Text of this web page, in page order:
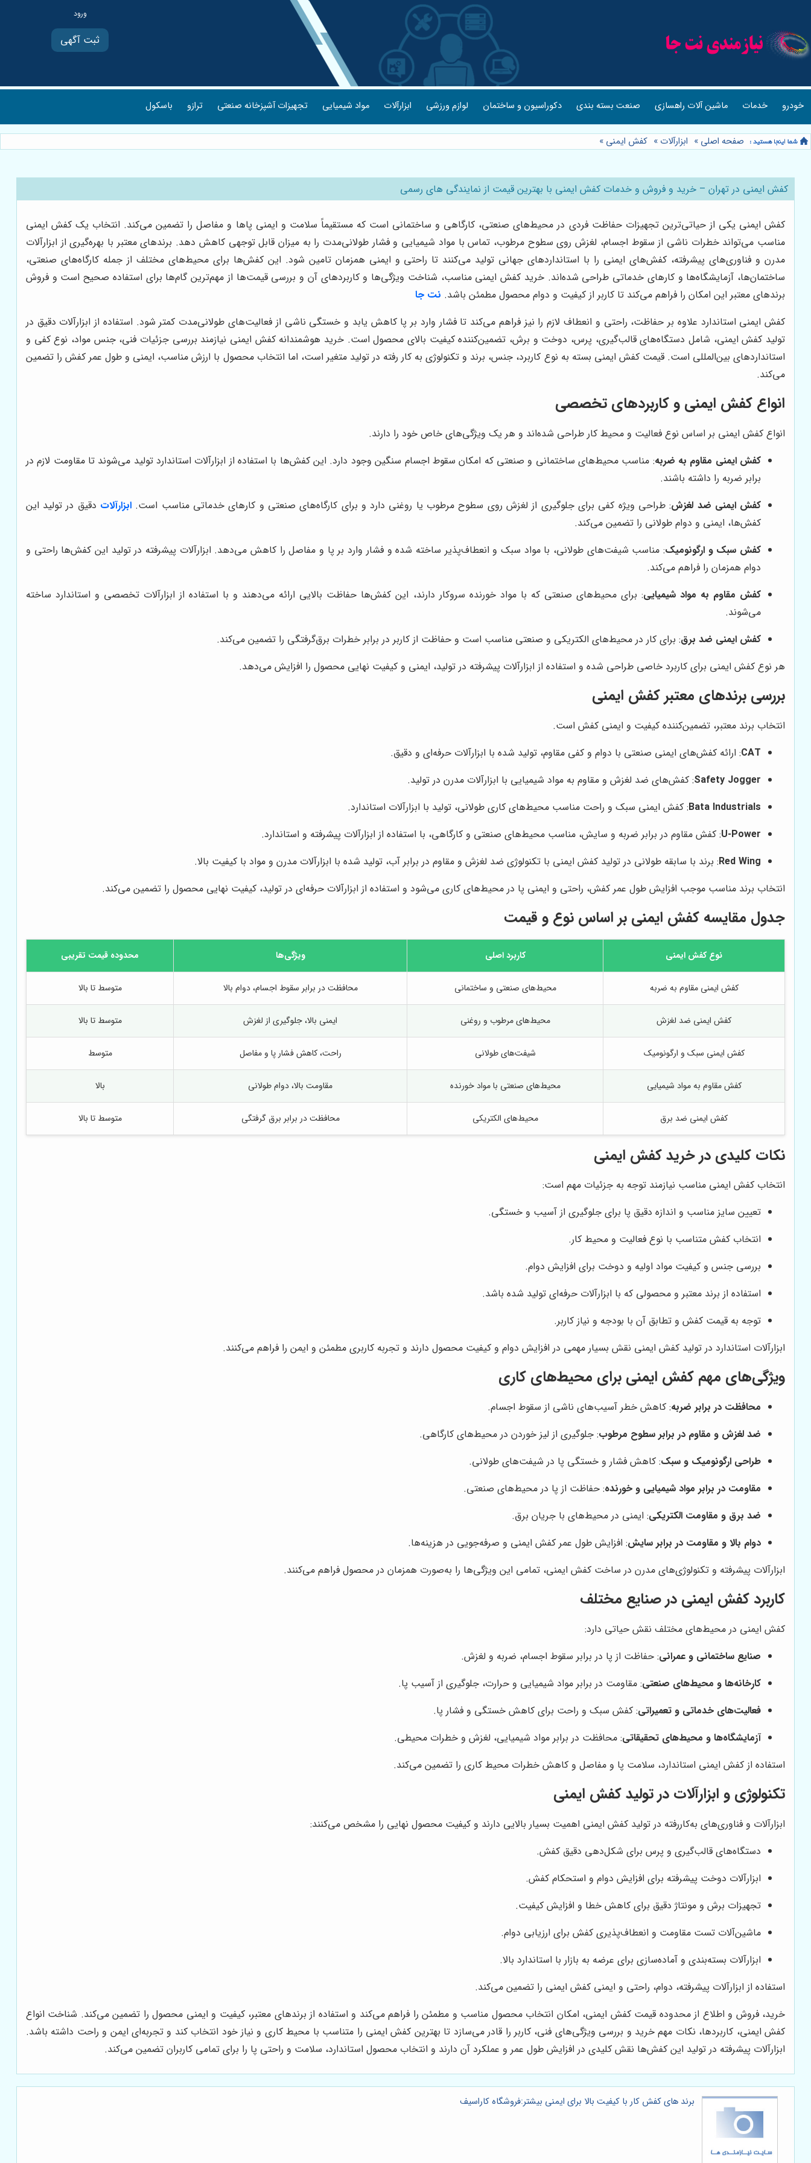
ثبت آگهی
خودرو خدمات ماشین آلات راهسازی صنعت بسته بندی دکوراسیون و ساختمان لوازم ورزشی ابزارآلات مواد شیمیایی تجهیزات آشپزخانه صنعتی ترازو باسکول
صفحه اصلی » ابزارآلات » کفش ایمنی »
کفش ایمنی در تهران – خرید و فروش و خدمات کفش ایمنی با بهترین قیمت از نمایندگی های رسمی
کفش ایمنی یکی از حیاتی‌ترین تجهیزات حفاظت فردی در محیط‌های صنعتی، کارگاهی و ساختمانی است که مستقیماً سلامت و ایمنی پاها و مفاصل را تضمین می‌کند. انتخاب یک کفش ایمنی
مناسب می‌تواند خطرات ناشی از سقوط اجسام، لغزش روی سطوح مرطوب، تماس با مواد شیمیایی و فشار طولانی‌مدت را به میزان قابل توجهی کاهش دهد. برندهای معتبر با بهره‌گیری از ابزارآلات
مدرن و فناوری‌های پیشرفته، کفش‌های ایمنی را با استانداردهای جهانی تولید می‌کنند تا راحتی و ایمنی همزمان تامین شود. این کفش‌ها برای محیط‌های مختلف از جمله کارگاه‌های صنعتی،
ساختمان‌ها، آزمایشگاه‌ها و کارهای خدماتی طراحی شده‌اند. خرید کفش ایمنی مناسب، شناخت ویژگی‌ها و کاربردهای آن و بررسی قیمت‌ها از مهم‌ترین گام‌ها برای استفاده صحیح است و فروش
برندهای معتبر این امکان را فراهم می‌کند تا کاربر از کیفیت و دوام محصول مطمئن باشد. نت جا
کفش ایمنی استاندارد علاوه بر حفاظت، راحتی و انعطاف لازم را نیز فراهم می‌کند تا فشار وارد بر پا کاهش یابد و خستگی ناشی از فعالیت‌های طولانی‌مدت کمتر شود. استفاده از ابزارآلات دقیق در
تولید کفش ایمنی، شامل دستگاه‌های قالب‌گیری، پرس، دوخت و برش، تضمین‌کننده کیفیت بالای محصول است. خرید هوشمندانه کفش ایمنی نیازمند بررسی جزئیات فنی، جنس مواد، نوع کفی و
استانداردهای بین‌المللی است. قیمت کفش ایمنی بسته به نوع کاربرد، جنس، برند و تکنولوژی به کار رفته در تولید متغیر است، اما انتخاب محصول با ارزش مناسب، ایمنی و طول عمر کفش را تضمین
می‌کند.
انواع کفش ایمنی و کاربردهای تخصصی
انواع کفش ایمنی بر اساس نوع فعالیت و محیط کار طراحی شده‌اند و هر یک ویژگی‌های خاص خود را دارند.
کفش ایمنی مقاوم به ضربه: مناسب محیط‌های ساختمانی و صنعتی که امکان سقوط اجسام سنگین وجود دارد. این کفش‌ها با استفاده از ابزارآلات استاندارد تولید می‌شوند تا مقاومت لازم در
برابر ضربه را داشته باشند.
کفش ایمنی ضد لغزش: طراحی ویژه کفی برای جلوگیری از لغزش روی سطوح مرطوب یا روغنی دارد و برای کارگاه‌های صنعتی و کارهای خدماتی مناسب است. ابزارآلات دقیق در تولید این
کفش‌ها، ایمنی و دوام طولانی را تضمین می‌کند.
کفش سبک و ارگونومیک: مناسب شیفت‌های طولانی، با مواد سبک و انعطاف‌پذیر ساخته شده و فشار وارد بر پا و مفاصل را کاهش می‌دهد. ابزارآلات پیشرفته در تولید این کفش‌ها راحتی و
دوام همزمان را فراهم می‌کند.
کفش مقاوم به مواد شیمیایی: برای محیط‌های صنعتی که با مواد خورنده سروکار دارند، این کفش‌ها حفاظت بالایی ارائه می‌دهند و با استفاده از ابزارآلات تخصصی و استاندارد ساخته
می‌شوند.
کفش ایمنی ضد برق: برای کار در محیط‌های الکتریکی و صنعتی مناسب است و حفاظت از کاربر در برابر خطرات برق‌گرفتگی را تضمین می‌کند.
هر نوع کفش ایمنی برای کاربرد خاصی طراحی شده و استفاده از ابزارآلات پیشرفته در تولید، ایمنی و کیفیت نهایی محصول را افزایش می‌دهد.
بررسی برندهای معتبر کفش ایمنی
انتخاب برند معتبر، تضمین‌کننده کیفیت و ایمنی کفش است.
CAT: ارائه کفش‌های ایمنی صنعتی با دوام و کفی مقاوم، تولید شده با ابزارآلات حرفه‌ای و دقیق.
Safety Jogger: کفش‌های ضد لغزش و مقاوم به مواد شیمیایی با ابزارآلات مدرن در تولید.
Bata Industrials: کفش ایمنی سبک و راحت مناسب محیط‌های کاری طولانی، تولید با ابزارآلات استاندارد.
U-Power: کفش مقاوم در برابر ضربه و سایش، مناسب محیط‌های صنعتی و کارگاهی، با استفاده از ابزارآلات پیشرفته و استاندارد.
Red Wing: برند با سابقه طولانی در تولید کفش ایمنی با تکنولوژی ضد لغزش و مقاوم در برابر آب، تولید شده با ابزارآلات مدرن و مواد با کیفیت بالا.
انتخاب برند مناسب موجب افزایش طول عمر کفش، راحتی و ایمنی پا در محیط‌های کاری می‌شود و استفاده از ابزارآلات حرفه‌ای در تولید، کیفیت نهایی محصول را تضمین می‌کند.
جدول مقایسه کفش ایمنی بر اساس نوع و قیمت
نوع کفش ایمنی کاربرد اصلی ویژگی‌ها محدوده قیمت تقریبی
کفش ایمنی مقاوم به ضربه محیط‌های صنعتی و ساختمانی محافظت در برابر سقوط اجسام، دوام بالا متوسط تا بالا
کفش ایمنی ضد لغزش محیط‌های مرطوب و روغنی ایمنی بالا، جلوگیری از لغزش متوسط تا بالا
کفش ایمنی سبک و ارگونومیک شیفت‌های طولانی راحت، کاهش فشار پا و مفاصل متوسط
کفش مقاوم به مواد شیمیایی محیط‌های صنعتی با مواد خورنده مقاومت بالا، دوام طولانی بالا
کفش ایمنی ضد برق محیط‌های الکتریکی محافظت در برابر برق گرفتگی متوسط تا بالا
نکات کلیدی در خرید کفش ایمنی
انتخاب کفش ایمنی مناسب نیازمند توجه به جزئیات مهم است:
تعیین سایز مناسب و اندازه دقیق پا برای جلوگیری از آسیب و خستگی.
انتخاب کفش متناسب با نوع فعالیت و محیط کار.
بررسی جنس و کیفیت مواد اولیه و دوخت برای افزایش دوام.
استفاده از برند معتبر و محصولی که با ابزارآلات حرفه‌ای تولید شده باشد.
توجه به قیمت کفش و تطابق آن با بودجه و نیاز کاربر.
ابزارآلات استاندارد در تولید کفش ایمنی نقش بسیار مهمی در افزایش دوام و کیفیت محصول دارند و تجربه کاربری مطمئن و ایمن را فراهم می‌کنند.
ویژگی‌های مهم کفش ایمنی برای محیط‌های کاری
محافظت در برابر ضربه: کاهش خطر آسیب‌های ناشی از سقوط اجسام.
ضد لغزش و مقاوم در برابر سطوح مرطوب: جلوگیری از لیز خوردن در محیط‌های کارگاهی.
طراحی ارگونومیک و سبک: کاهش فشار و خستگی پا در شیفت‌های طولانی.
مقاومت در برابر مواد شیمیایی و خورنده: حفاظت از پا در محیط‌های صنعتی.
ضد برق و مقاومت الکتریکی: ایمنی در محیط‌های با جریان برق.
دوام بالا و مقاومت در برابر سایش: افزایش طول عمر کفش ایمنی و صرفه‌جویی در هزینه‌ها.
ابزارآلات پیشرفته و تکنولوژی‌های مدرن در ساخت کفش ایمنی، تمامی این ویژگی‌ها را به‌صورت همزمان در محصول فراهم می‌کنند.
کاربرد کفش ایمنی در صنایع مختلف
کفش ایمنی در محیط‌های مختلف نقش حیاتی دارد:
صنایع ساختمانی و عمرانی: حفاظت از پا در برابر سقوط اجسام، ضربه و لغزش.
کارخانه‌ها و محیط‌های صنعتی: مقاومت در برابر مواد شیمیایی و حرارت، جلوگیری از آسیب پا.
فعالیت‌های خدماتی و تعمیراتی: کفش سبک و راحت برای کاهش خستگی و فشار پا.
آزمایشگاه‌ها و محیط‌های تحقیقاتی: محافظت در برابر مواد شیمیایی، لغزش و خطرات محیطی.
استفاده از کفش ایمنی استاندارد، سلامت پا و مفاصل و کاهش خطرات محیط کاری را تضمین می‌کند.
تکنولوژی و ابزارآلات در تولید کفش ایمنی
ابزارآلات و فناوری‌های به‌کاررفته در تولید کفش ایمنی اهمیت بسیار بالایی دارند و کیفیت محصول نهایی را مشخص می‌کنند:
دستگاه‌های قالب‌گیری و پرس برای شکل‌دهی دقیق کفش.
ابزارآلات دوخت پیشرفته برای افزایش دوام و استحکام کفش.
تجهیزات برش و مونتاژ دقیق برای کاهش خطا و افزایش کیفیت.
ماشین‌آلات تست مقاومت و انعطاف‌پذیری کفش برای ارزیابی دوام.
ابزارآلات بسته‌بندی و آماده‌سازی برای عرضه به بازار با استاندارد بالا.
استفاده از ابزارآلات پیشرفته، دوام، راحتی و ایمنی کفش ایمنی را تضمین می‌کند.
خرید، فروش و اطلاع از محدوده قیمت کفش ایمنی، امکان انتخاب محصول مناسب و مطمئن را فراهم می‌کند و استفاده از برندهای معتبر، کیفیت و ایمنی محصول را تضمین می‌کند. شناخت انواع
کفش ایمنی، کاربردها، نکات مهم خرید و بررسی ویژگی‌های فنی، کاربر را قادر می‌سازد تا بهترین کفش ایمنی را متناسب با محیط کاری و نیاز خود انتخاب کند و تجربه‌ای ایمن و راحت داشته باشد.
ابزارآلات پیشرفته در تولید این کفش‌ها نقش کلیدی در افزایش طول عمر و عملکرد آن دارند و انتخاب محصول استاندارد، سلامت و راحتی پا را برای تمامی کاربران تضمین می‌کند.
برند های کفش کار با کیفیت بالا برای ایمنی بیشتر:فروشگاه کاراسیف